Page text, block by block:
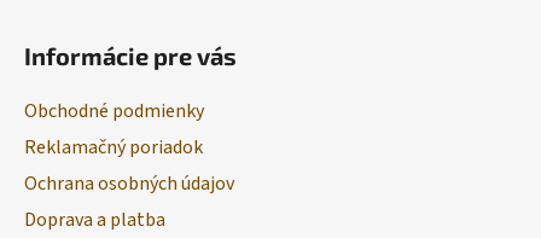
Informácie pre vás
Obchodné podmienky
Reklamačný poriadok
Ochrana osobných údajov
Doprava a platba